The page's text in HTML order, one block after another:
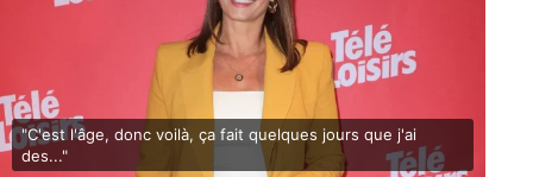
"C'est l'âge, donc voilà, ça fait quelques jours que j'ai
des..."